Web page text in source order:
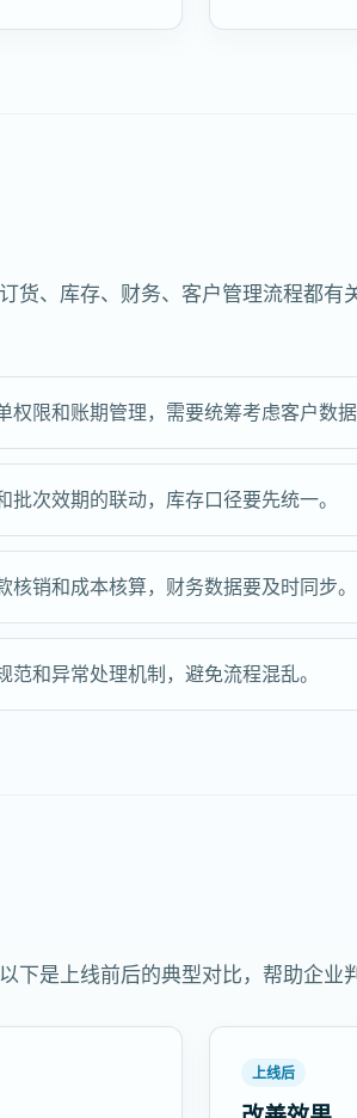
货、库存、财务、客户管理流程都
限和账期管理，需要统筹考虑客户数据
次效期的联动，库存口径要先统一。
销和成本核算，财务数据要及时同步。
和异常处理机制，避免流程混乱。
是上线前后的典型对比，帮助企业
上线后